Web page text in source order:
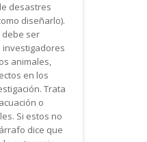
desastres
diseñarlo).
debe ser
animales,
en los
Trata
o
Si estos no
dice que